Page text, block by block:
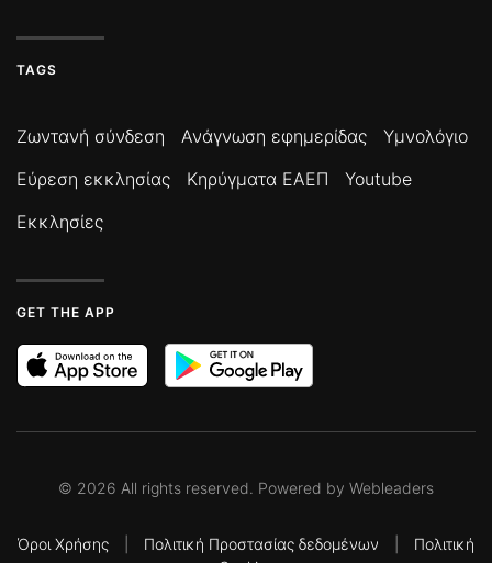
TAGS
Ζωντανή σύνδεση Ανάγνωση εφημερίδας
Υμνολόγιο
Εύρεση εκκλησίας
Κηρύγματα ΕΑΕΠ
Youtube
Εκκλησίες
GET THE APP
© 2026 All rights reserved. Powered by Webleaders
Όροι Χρήσης Πολιτική Προστασίας δεδομένων
Πολιτική